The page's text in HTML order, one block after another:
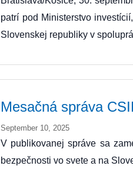
patrí pod Ministerstvo
Slovenskej republiky v
Mesačná správa
September 10, 2025
V publikovanej správe sa
bezpečnosti vo svete a na